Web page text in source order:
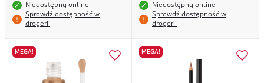
Niedostępny online
Sprawdź dostępność w
drogerii
Niedostępny online
Sprawdź dostępność w
drogerii
MEGA! MEGA!